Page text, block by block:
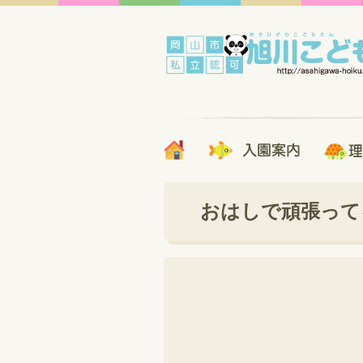
おはしで頑張っ